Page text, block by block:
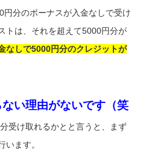
分のボーナスが入金なしで受け
トは、それを超えて5000円分が
なしで5000円分のクレジットが
い理由がないです（笑
受け取れるかとと言うと、まず
います。